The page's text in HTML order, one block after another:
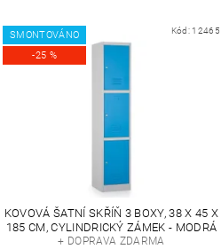
SMONTOVÁNO
-25 %
Kód: 12465
KOVOVÁ ŠATNÍ SKŘÍŇ 3 BOXY, 38 X 45 X
185 CM, CYLINDRICKÝ ZÁMEK - MODRÁ
+ DOPRAVA ZDARMA